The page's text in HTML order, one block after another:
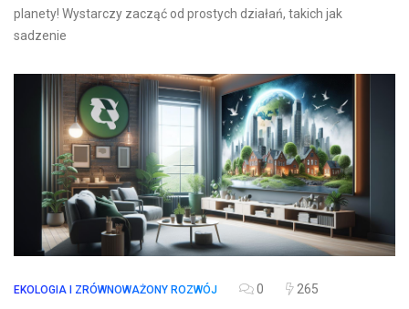
planety! Wystarczy zacząć od prostych działań, takich jak
sadzenie
EKOLOGIA I ZRÓWNOWAŻONY ROZWÓJ 0 265